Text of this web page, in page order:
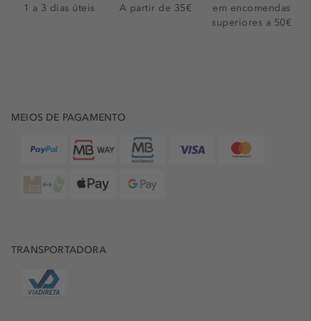
1 a 3 dias úteis
A partir de 35€
em encomendas
superiores a 50€
MEIOS DE PAGAMENTO
TRANSPORTADORA